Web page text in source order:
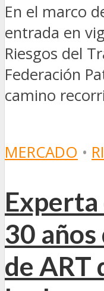
En el marco
entrada en
Riesgos del
Federación
camino
MERCADO •
30
de ART